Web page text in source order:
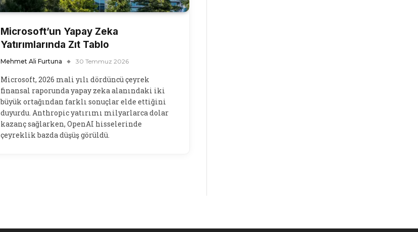
Microsoft’un Yapay Zeka
Yatırımlarında Zıt Tablo
Mehmet Ali Furtuna 30 Temmuz 2026
Microsoft, 2026 mali yılı dördüncü çeyrek
finansal raporunda yapay zeka alanındaki iki
büyük ortağından farklı sonuçlar elde ettiğini
duyurdu. Anthropic yatırımı milyarlarca dolar
kazanç sağlarken, OpenAI hisselerinde
çeyreklik bazda düşüş görüldü.